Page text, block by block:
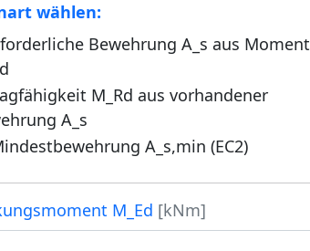
wählen:
Bewehrung A_s aus Moment
M_Rd aus vorhandener
A_s
A_s,min (EC2)
M_Ed [kNm]